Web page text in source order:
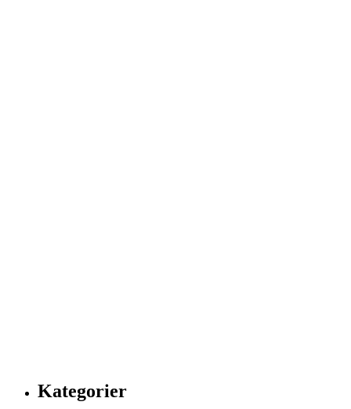
Kategorier